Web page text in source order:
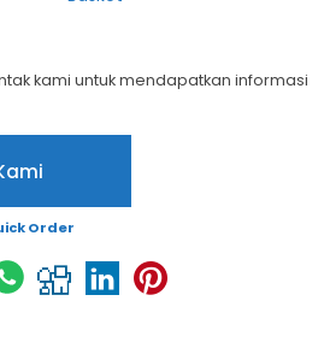
kami untuk mendapatkan informasi
Order